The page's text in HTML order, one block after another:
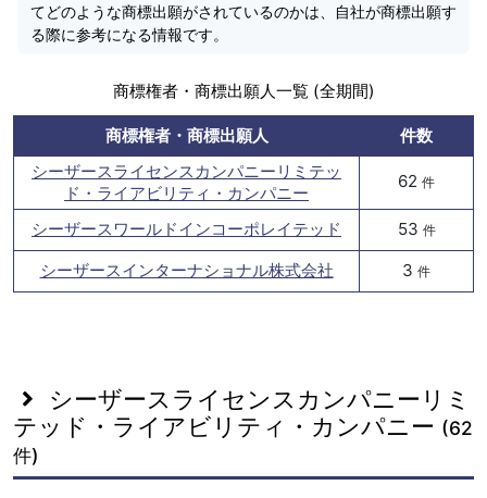
てどのような商標出願がされているのかは、自社が商標出願す
る際に参考になる情報です。
商標権者・商標出願人一覧 (全期間)
商標権者・商標出願人
件数
シーザースライセンスカンパニーリミテッ
ド・ライアビリティ・カンパニー
62 件
シーザースワールドインコーポレイテッド 53 件
シーザースインターナショナル株式会社 3 件
シーザースライセンスカンパニーリミ
テッド・ライアビリティ・カンパニー (62
件)